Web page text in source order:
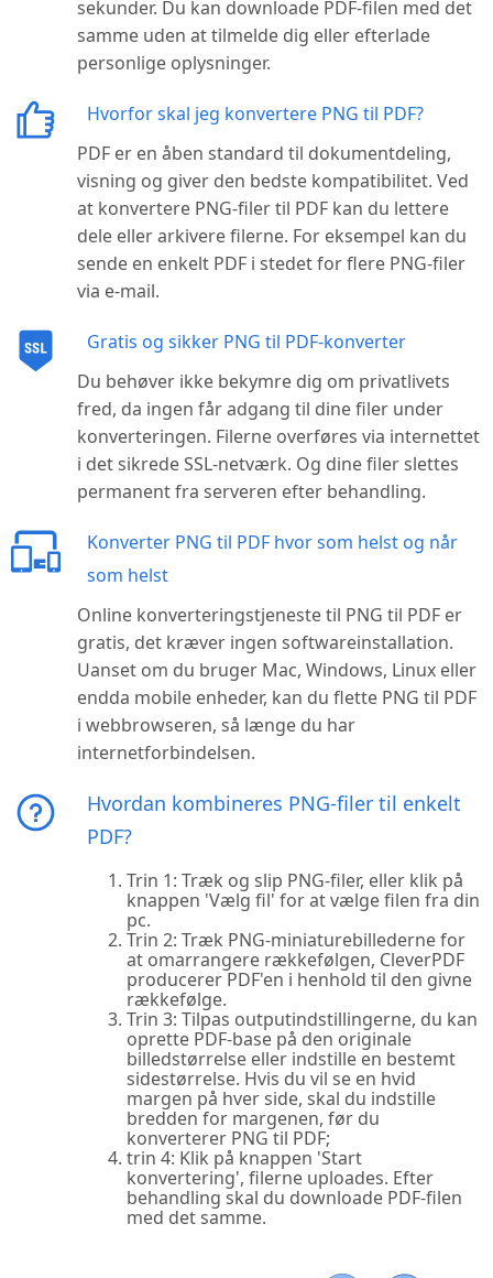
sekunder. Du kan downloade PDF-filen med det
samme uden at tilmelde dig eller efterlade
personlige oplysninger.
Hvorfor skal jeg konvertere PNG til PDF?
PDF er en åben standard til dokumentdeling,
visning og giver den bedste kompatibilitet. Ved
at konvertere PNG-filer til PDF kan du lettere
dele eller arkivere filerne. For eksempel kan du
sende en enkelt PDF i stedet for flere PNG-filer
via e-mail.
Gratis og sikker PNG til PDF-konverter
Du behøver ikke bekymre dig om privatlivets
fred, da ingen får adgang til dine filer under
konverteringen. Filerne overføres via internettet
i det sikrede SSL-netværk. Og dine filer slettes
permanent fra serveren efter behandling.
Konverter PNG til PDF hvor som helst og når
som helst
Online konverteringstjeneste til PNG til PDF er
gratis, det kræver ingen softwareinstallation.
Uanset om du bruger Mac, Windows, Linux eller
endda mobile enheder, kan du flette PNG til PDF
i webbrowseren, så længe du har
internetforbindelsen.
Hvordan kombineres PNG-filer til enkelt
PDF?
Trin 1: Træk og slip PNG-filer, eller klik på
knappen 'Vælg fil' for at vælge filen fra din
pc.
Trin 2: Træk PNG-miniaturebillederne for
at omarrangere rækkefølgen, CleverPDF
producerer PDF'en i henhold til den givne
rækkefølge.
Trin 3: Tilpas outputindstillingerne, du kan
oprette PDF-base på den originale
billedstørrelse eller indstille en bestemt
sidestørrelse. Hvis du vil se en hvid
margen på hver side, skal du indstille
bredden for margenen, før du
konverterer PNG til PDF;
trin 4: Klik på knappen 'Start
konvertering', filerne uploades. Efter
behandling skal du downloade PDF-filen
med det samme.